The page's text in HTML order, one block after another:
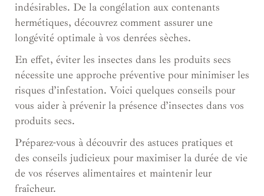
indésirables. De la congélation aux contenants
hermétiques, découvrez comment assurer une
longévité optimale à vos denrées sèches.
En effet, éviter les insectes dans les produits secs
nécessite une approche préventive pour minimiser les
risques d’infestation. Voici quelques conseils pour
vous aider à prévenir la présence d’insectes dans vos
produits secs.
Préparez-vous à découvrir des astuces pratiques et
des conseils judicieux pour maximiser la durée de vie
de vos réserves alimentaires et maintenir leur
fraîcheur.